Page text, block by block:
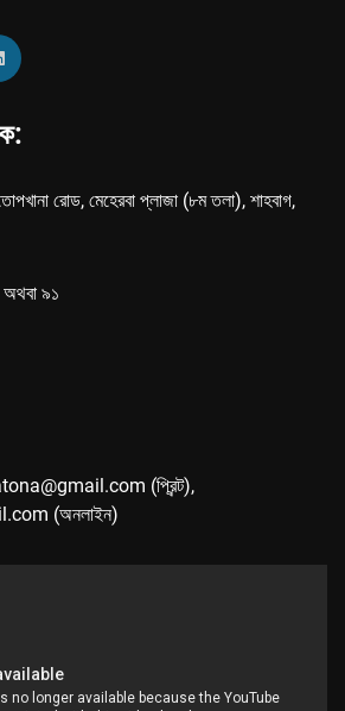
রোড, মেহেরবা প্লাজা (৮ম তলা), শাহবাগ,
৯১
(প্রিন্ট),
(অনলাইন)